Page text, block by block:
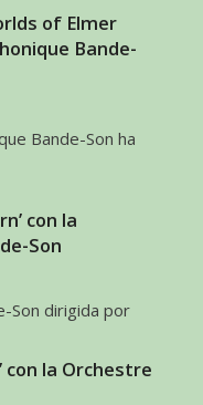
of Elmer
Bande-
Bande-Son ha
con la
Son
Son dirigida por
con la Orchestre